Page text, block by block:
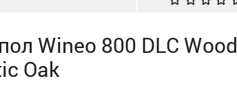
Wineo 800 DLC Wood
Oak